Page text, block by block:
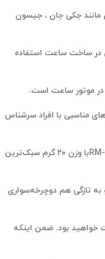
مانند جکی جان ، جیسون
در ساخت ساعت استفاده
در موتور ساعت است.
مناسبی با افراد سرشناس
برای نمونه وقتی در سال ۲۰۱۰ رافائل نادال با یک ساعت توربیون وارد زمین تنیس شد، تعجب همه به خصوص ساعت دوستان دنیا را برانگیخت چرا که تا به آن روز چنین چیزی بی‌سابقه بود. مدل RM-۰۲۷با وزن ۲۰ گرم سبک‌ترین
به تازگی هم دوچرخه‌سواری
خواهید بود. ضمن اینکه